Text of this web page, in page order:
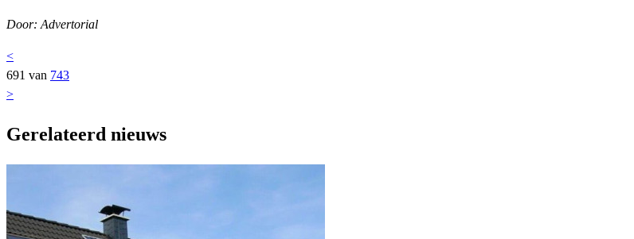
Door: Advertorial
<
691 van 743
>
Gerelateerd nieuws